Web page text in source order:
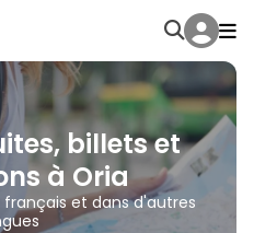
billets et
à Oria
français et dans d'autres